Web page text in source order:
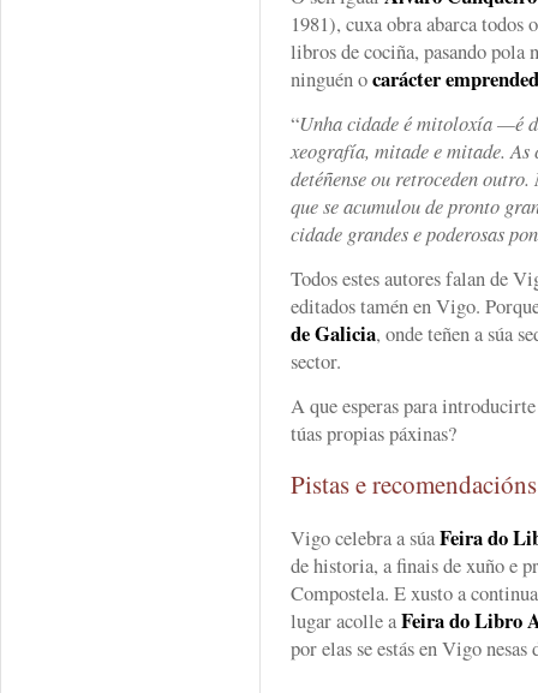
1981), cuxa obra abarca todos
libros de cociña, pasando pola
ninguén ocarácter
“Unha cidade é mitoloxía —é
xeografía, mitade e mitade. As
detéñense ou retroceden
que se acumulou de pronto
cidade grandes e poderosas
Todos estes autores falan de
editados tamén en Vigo.
de Galicia, onde teñen a súa
sector.
A que esperas para
túas propias páxinas?
Pistas e
Vigo celebra a súaFeira do
de historia, a finais de xuño e
Compostela. E xusto a
lugar acolle aFeira do Libro
por elas se estás en Vigo nesas